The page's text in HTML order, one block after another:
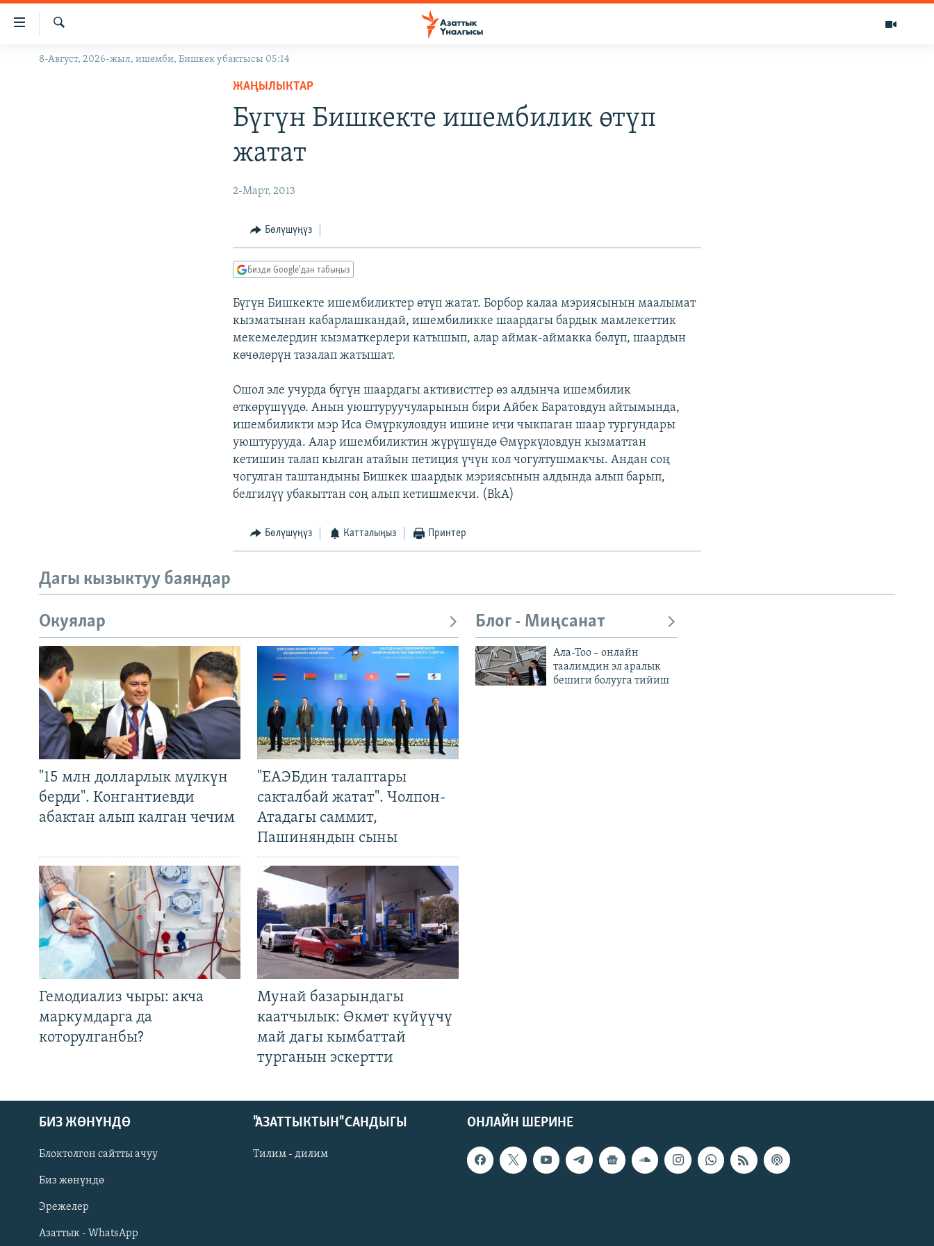
Линктер
Мазмунга
Навигацияга
ЖАҢЫЛЫКТАР
Русский
ОНЛАЙН ШЕРИНЕ
Издөө
8-Август, 2026-жыл, ишемби, Бишкек убактысы 05:14
ЖАҢЫЛЫКТАР
Бүгүн Бишкекте ишембилик өтүп
жатат
2-Март, 2013
Бөлүшүңүз
Бизди Google'дан табыңыз
Бүгүн Бишкекте ишембиликтер өтүп жатат. Борбор калаа мэриясынын маалымат
кызматынан кабарлашкандай, ишембиликке шаардагы бардык мамлекеттик
мекемелердин кызматкерлери катышып, алар аймак-аймакка бөлүп, шаардын
көчөлөрүн тазалап жатышат.
Ошол эле учурда бүгүн шаардагы активисттер өз алдынча ишембилик
өткөрүшүүдө. Анын уюштуруучуларынын бири Айбек Баратовдун айтымында,
ишембиликти мэр Иса Өмүркуловдун ишине ичи чыкпаган шаар тургундары
уюштурууда. Алар ишембиликтин жүрүшүндө Өмүркүловдун кызматтан
кетишин талап кылган атайын петиция үчүн кол чогултушмакчы. Андан соң
чогулган таштандыны Бишкек шаардык мэриясынын алдында алып барып,
белгилүү убакыттан соң алып кетишмекчи. (BkA)
Бөлүшүңүз Катталыңыз Принтер
Дагы кызыктуу баяндар
Окуялар
"15 млн долларлык мүлкүн
берди". Конгантиевди
абактан алып калган чечим
"ЕАЭБдин талаптары
сакталбай жатат". Чолпон-
Атадагы саммит,
Пашиняндын сыны
Гемодиализ чыры: акча
маркумдарга да
которулганбы?
Мунай базарындагы
каатчылык: Өкмөт күйүүчү
май дагы кымбаттай
турганын эскертти
Блог - Миңсанат
Ала-Тоо – онлайн
таалимдин эл аралык
бешиги болууга тийиш
ОНЛАЙН ШЕРИНЕ
БИЗ ЖӨНҮНДӨ
Блоктолгон сайтты ачуу
Биз жөнүндө
Эрежелер
Азаттык - WhatsApp
"АЗАТТЫКТЫН" САНДЫГЫ
Тилим - дилим